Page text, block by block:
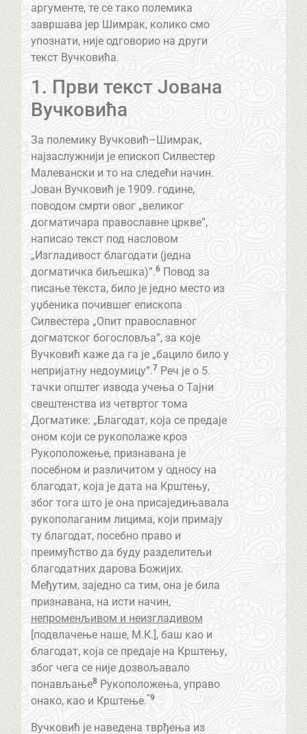
аргументе, те се тако полемика
завршава јер Шимрак, колико смо
упознати, није одговорио на други
текст Вучковића.
1. Први текст Јована
Вучковића
За полемику Вучковић–Шимрак,
најзаслужнији је епископ Силвестер
Малевански и то на следећи начин.
Јован Вучковић је 1909. године,
поводом смрти овог „великог
догматичара православне цркве”,
написао текст под насловом
„Изгладивост благодати (једна
догматичка биљешка)”.6Повод за
писање текста, било је једно место из
уџбеника почившег епископа
Силвестера „Опит православног
догматског богословља”, за које
Вучковић каже да га је „бацило било у
непријатну недоумицу”.7 Реч је о 5.
тачки општег извода учења о Тајни
свештенства из четвртог тома
Догматике: „Благодат, која се предаје
оном који се рукополаже кроз
Рукоположење, признавана је
посебном и различитом у односу на
благодат, која је дата на Крштењу,
због тога што је она присаједињавала
рукополаганим лицима, који примају
ту благодат, посебно право и
преимућство да буду разделитељи
благодатних дарова Божијих.
Међутим, заједно са тим, она је била
признавана, на исти начин,
непроменљивом и неизгладивом
[подвлачење наше, М.К.], баш као и
благодат, која се предаје на Крштењу,
због чега се није дозвољавало
понављање8Рукоположења, управо
онако, као и Крштење.”9
Вучковић је наведена тврђења из